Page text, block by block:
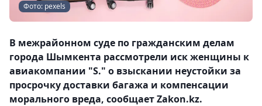
Фото: pexels
В межрайонном суде по гражданским делам
города Шымкента рассмотрели иск женщины к
авиакомпании "S." о взыскании неустойки за
просрочку доставки багажа и компенсации
морального вреда, сообщает Zakon.kz.